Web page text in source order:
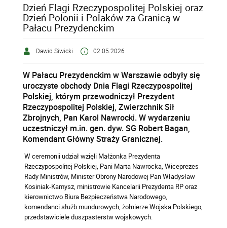
Dzień Flagi Rzeczypospolitej Polskiej oraz
Dzień Polonii i Polaków za Granicą w
Pałacu Prezydenckim
Dawid Siwicki 02.05.2026
W Pałacu Prezydenckim w Warszawie odbyły się
uroczyste obchody Dnia Flagi Rzeczypospolitej
Polskiej, którym przewodniczył Prezydent
Rzeczypospolitej Polskiej, Zwierzchnik Sił
Zbrojnych, Pan Karol Nawrocki. W wydarzeniu
uczestniczył m.in. gen. dyw. SG Robert Bagan,
Komendant Główny Straży Granicznej.
W ceremonii udział wzięli Małżonka Prezydenta
Rzeczypospolitej Polskiej, Pani Marta Nawrocka, Wiceprezes
Rady Ministrów, Minister Obrony Narodowej Pan Władysław
Kosiniak-Kamysz, ministrowie Kancelarii Prezydenta RP oraz
kierownictwo Biura Bezpieczeństwa Narodowego,
komendanci służb mundurowych, żołnierze Wojska Polskiego,
przedstawiciele duszpasterstw wojskowych.